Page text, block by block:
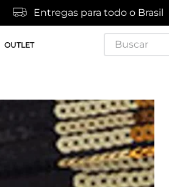
Entregas para todo o Brasil
OUTLET
Buscar